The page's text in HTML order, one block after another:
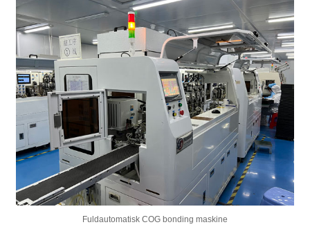
Fuldautomatisk COG bonding maskine